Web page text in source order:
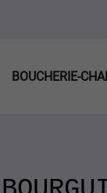
BOUCHERIE-